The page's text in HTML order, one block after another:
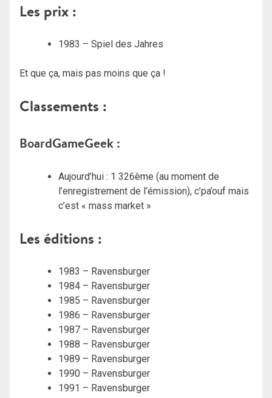
Les prix :
1983 – Spiel des Jahres
Et que ça, mais pas moins que ça !
Classements :
BoardGameGeek :
Aujourd’hui : 1 326ème (au moment de
l’enregistrement de l’émission), c’pa’ouf mais
c’est « mass market »
Les éditions :
1983 – Ravensburger
1984 – Ravensburger
1985 – Ravensburger
1986 – Ravensburger
1987 – Ravensburger
1988 – Ravensburger
1989 – Ravensburger
1990 – Ravensburger
1991 – Ravensburger